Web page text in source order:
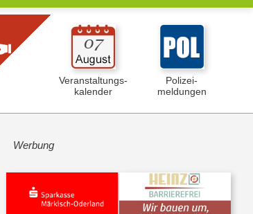
Veranstaltungs-
kalender
Polizei-
meldungen
Werbung